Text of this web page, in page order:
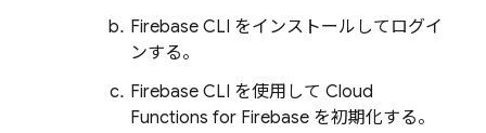
Firebase CLI をインストールしてログイ
ンする。
Firebase CLI を使用して Cloud
Functions for Firebase を初期化する。